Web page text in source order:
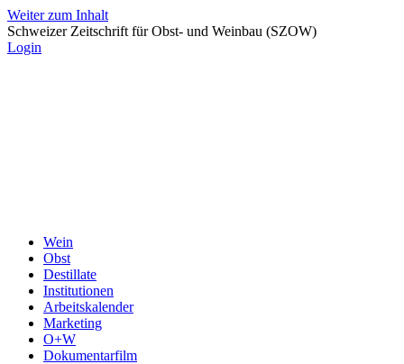
Weiter zum Inhalt
Schweizer Zeitschrift für Obst- und Weinbau (SZOW)
Login
Wein
Obst
Destillate
Institutionen
Arbeitskalender
Marketing
O+W
Dokumentarfilm